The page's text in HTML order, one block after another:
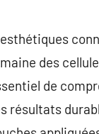
des
de
résultats